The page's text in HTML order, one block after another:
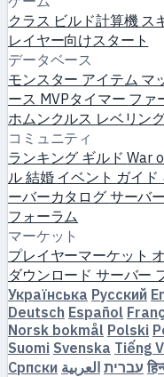
クラス ビルド計算機 ス
レイヤー向けスタート
データベース
モンスター アイテム マ
ース MVPタイマー ファ
ホムンクルス レベリン
コミュニティ
ランキング ギルドWar
ル 結婚 イベント ガイド
ーバーカタログ サーバ
フォーラム
マーケット
プレイヤーマーケット
ダウンロード サーバー
Українська Русский
Deutsch Español
Norsk bokmål Polski
Suomi Svenska Tiếng
Српски
עברית العربية